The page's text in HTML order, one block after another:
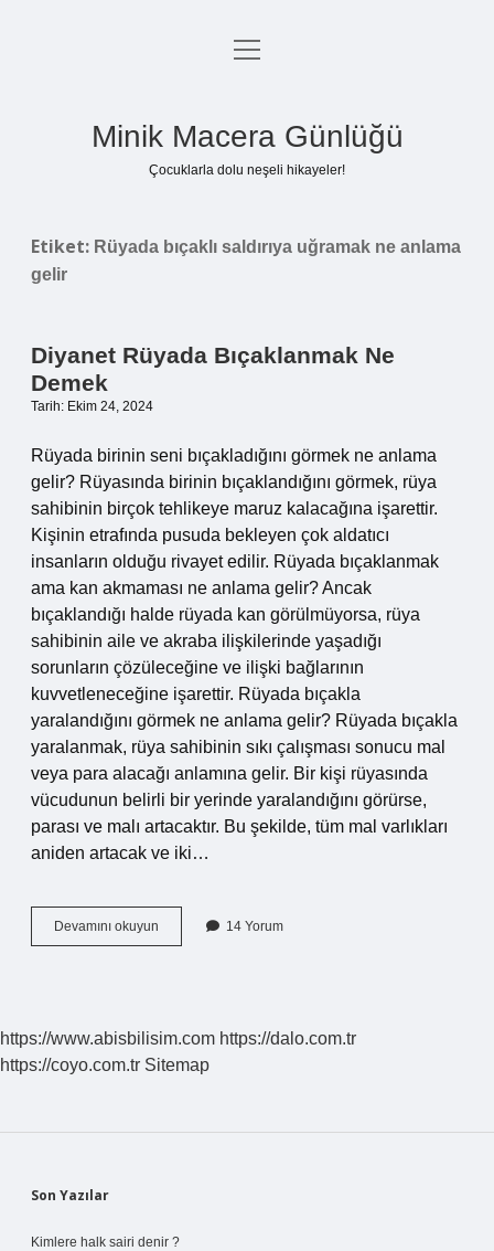
Anasayfa
menüyü
Minik Macera Günlüğü
Çocuklarla dolu neşeli hikayeler!
Etiket: Rüyada bıçaklı saldırıya uğramak ne anlama
gelir
Diyanet Rüyada Bıçaklanmak Ne
Demek
Tarih: Ekim 24, 2024
Rüyada birinin seni bıçakladığını görmek ne anlama
gelir? Rüyasında birinin bıçaklandığını görmek, rüya
sahibinin birçok tehlikeye maruz kalacağına işarettir.
Kişinin etrafında pusuda bekleyen çok aldatıcı
insanların olduğu rivayet edilir. Rüyada bıçaklanmak
ama kan akmaması ne anlama gelir? Ancak
bıçaklandığı halde rüyada kan görülmüyorsa, rüya
sahibinin aile ve akraba ilişkilerinde yaşadığı
sorunların çözüleceğine ve ilişki bağlarının
kuvvetleneceğine işarettir. Rüyada bıçakla
yaralandığını görmek ne anlama gelir? Rüyada bıçakla
yaralanmak, rüya sahibinin sıkı çalışması sonucu mal
veya para alacağı anlamına gelir. Bir kişi rüyasında
vücudunun belirli bir yerinde yaralandığını görürse,
parası ve malı artacaktır. Bu şekilde, tüm mal varlıkları
aniden artacak ve iki…
Devamını okuyun
Rüyada
14 Yorum
https://www.abisbilisim.com https://dalo.com.tr
https://coyo.com.tr Sitemap
Sidebar
Son Yazılar
Kimlere halk sairi denir ?